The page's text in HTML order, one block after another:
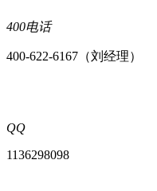
400电话
400-622-6167（刘经理）
QQ
1136298098